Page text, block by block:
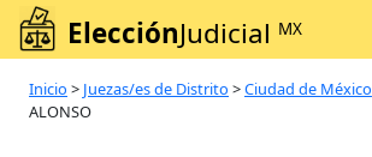
ElecciónJudicial MX
Inicio > Juezas/es de Distrito >Ciudad de México
ALONSO